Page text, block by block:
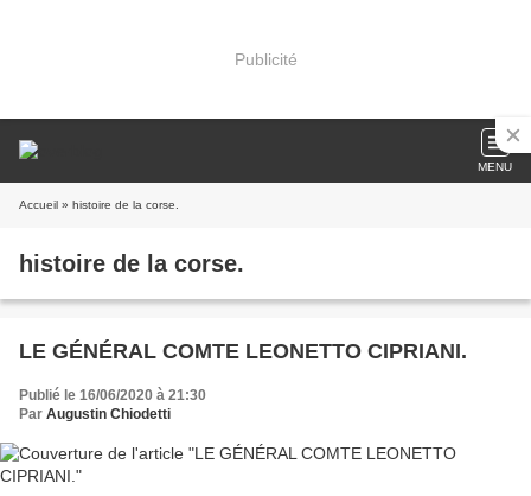
Publicité
MENU
Accueil » histoire de la corse.
histoire de la corse.
LE GÉNÉRAL COMTE LEONETTO CIPRIANI.
Publié le 16/06/2020 à 21:30
Par Augustin Chiodetti